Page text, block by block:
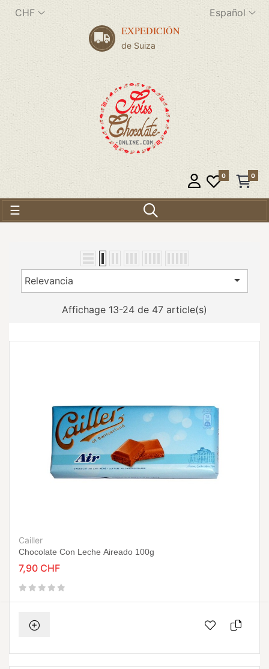
CHF Español
EXPEDICIÓN
de Suiza
0 0
Navegación de palanca
☰
Relevancia 
Affichage 13-24 de 47 article(s)
Cailler
Chocolate Con Leche Aireado 100g
7,90 CHF